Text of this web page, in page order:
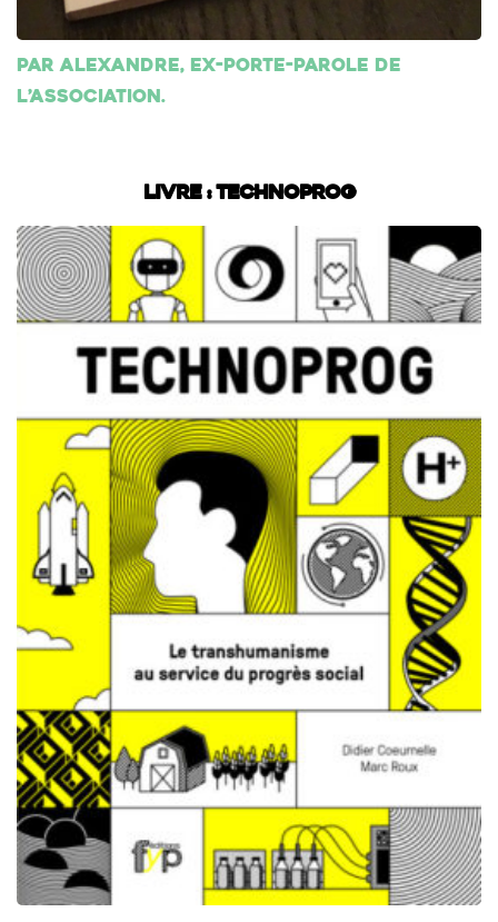
Par Alexandre, ex-porte-parole de
l’association.
Livre : Technoprog